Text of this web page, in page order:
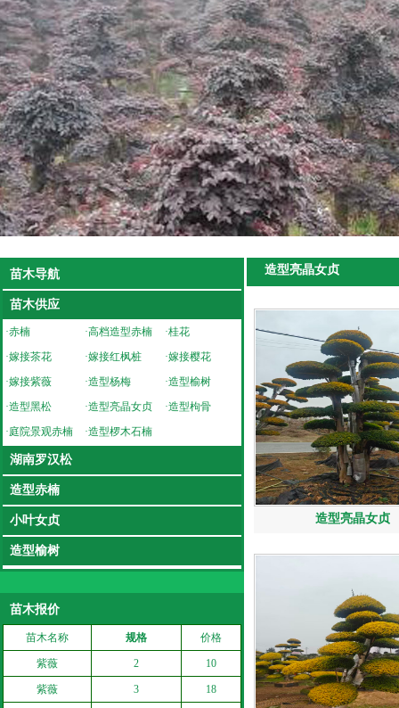
苗木导航
苗木供应
·赤楠 ·高档造型赤楠 ·桂花
·嫁接茶花 ·嫁接红枫桩 ·嫁接樱花
·嫁接紫薇 ·造型杨梅 ·造型榆树
·造型黑松 ·造型亮晶女贞 ·造型枸骨
·庭院景观赤楠 ·造型椤木石楠
湖南罗汉松
造型赤楠
小叶女贞
造型榆树
苗木报价
苗木名称 规格 价格
紫薇 2 10
紫薇 3 18
造型亮晶女贞
造型亮晶女贞